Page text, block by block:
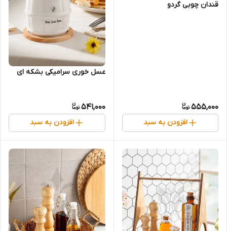
قندان چوبی گردو
555,000
افزودن به سبد
عسل خوری سرامیکی بشکه ای
541,000
افزودن به سبد